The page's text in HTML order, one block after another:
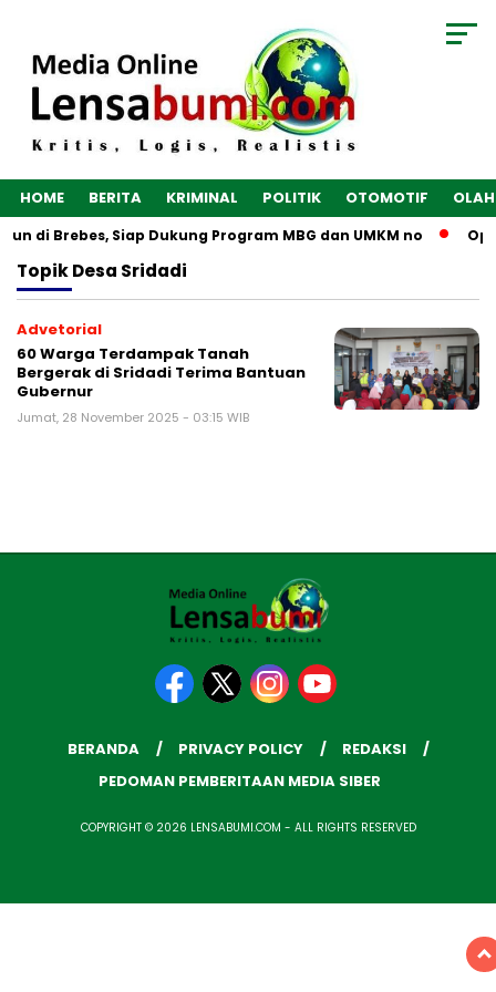
HOME BERITA KRIMINAL POLITIK OTOMOTIF
di Brebes, Siap Dukung Program MBG dan UMKM no
TopikDesa Sridadi
Advetorial
60 Warga Terdampak Tanah
Bergerak di Sridadi Terima Bantuan
Gubernur
Jumat, 28 November 2025 - 03:15 WIB
BERANDA PRIVACY POLICY
REDAKSI
PEDOMAN PEMBERITAAN MEDIA SIBER
COPYRIGHT © 2026 LENSABUMI.COM - ALL RIGHTS RESERVED